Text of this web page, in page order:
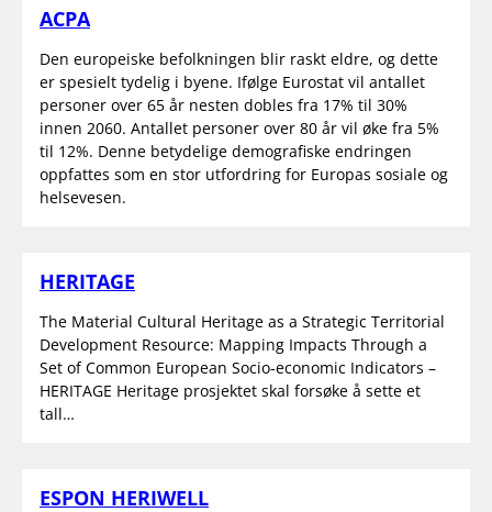
ACPA
Den europeiske befolkningen blir raskt eldre, og dette
er spesielt tydelig i byene. Ifølge Eurostat vil antallet
personer over 65 år nesten dobles fra 17% til 30%
innen 2060. Antallet personer over 80 år vil øke fra 5%
til 12%. Denne betydelige demografiske endringen
oppfattes som en stor utfordring for Europas sosiale og
helsevesen.
HERITAGE
The Material Cultural Heritage as a Strategic Territorial
Development Resource: Mapping Impacts Through a
Set of Common European Socio-economic Indicators –
HERITAGE Heritage prosjektet skal forsøke å sette et
tall…
ESPON HERIWELL